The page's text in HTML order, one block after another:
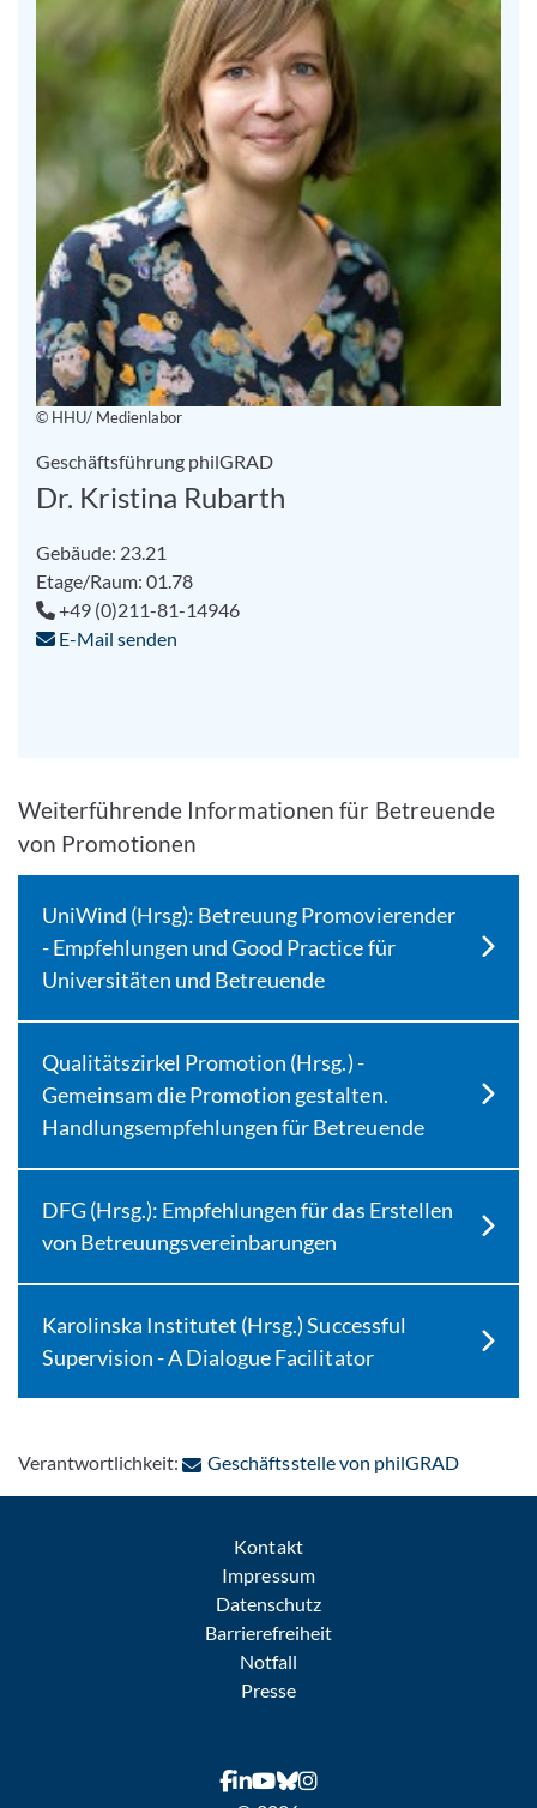
© HHU/ Medienlabor
Geschäftsführung philGRAD
Dr. Kristina Rubarth
Gebäude: 23.21
Etage/Raum: 01.78
+49 (0)211-81-14946
E-Mail senden
Weiterführende Informationen für Betreuende
von Promotionen
UniWind (Hrsg): Betreuung Promovierender
- Empfehlungen und Good Practice für
Universitäten und Betreuende
Qualitätszirkel Promotion (Hrsg.) -
Gemeinsam die Promotion gestalten.
Handlungsempfehlungen für Betreuende
DFG (Hrsg.): Empfehlungen für das Erstellen
von Betreuungsvereinbarungen
Karolinska Institutet (Hrsg.) Successful
Supervision - A Dialogue Facilitator
Verantwortlichkeit: Geschäftsstelle von philGRAD: Per E-
Kontakt
Impressum
Datenschutz
Barrierefreiheit
Notfall
Presse